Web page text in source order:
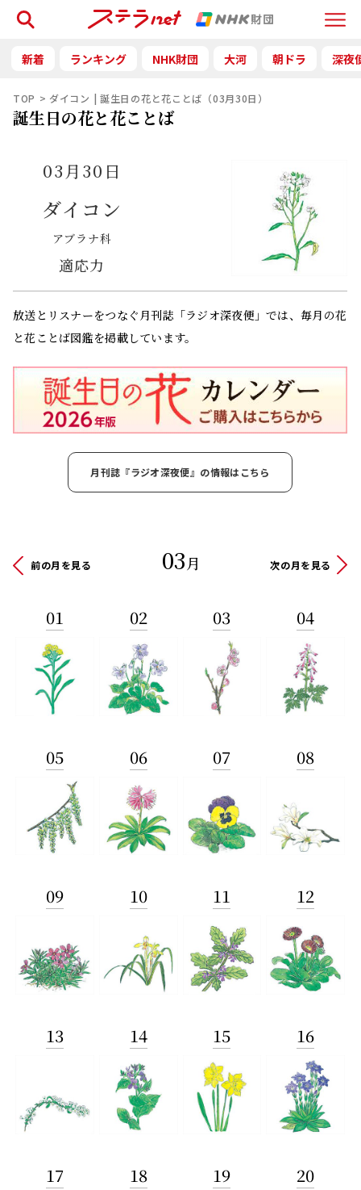
Menu
検索
新着 ランキング NHK財団 大河 朝ドラ 深夜
TOP ダイコン | 誕生日の花と花ことば（03月30日）
誕生日の花と花ことば
03月30日
ダイコン
アブラナ科
適応力
放送とリスナーをつなぐ月刊誌「ラジオ深夜便」では、毎月の花
と花ことば図鑑を掲載しています。
月刊誌『ラジオ深夜便』の情報はこちら
前の月を見る 03月 次の月を見る
01 02 03 04
05 06 07 08
09 10 11 12
13 14 15 16
17 18 19 20